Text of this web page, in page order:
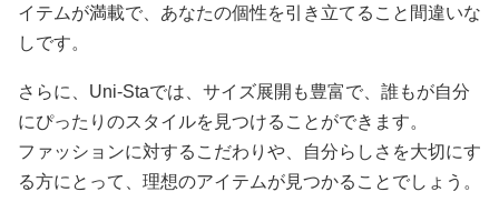
イテムが満載で、あなたの個性を引き立てること間違いな
しです。
さらに、Uni-Staでは、サイズ展開も豊富で、誰もが自分
にぴったりのスタイルを見つけることができます。
ファッションに対するこだわりや、自分らしさを大切にす
る方にとって、理想のアイテムが見つかることでしょう。